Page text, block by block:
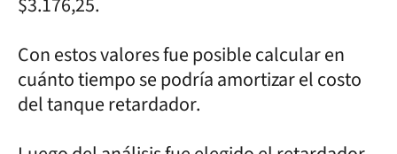
Con estos valores fue posible calcular en
cuánto tiempo se podría amortizar el costo
del tanque retardador.